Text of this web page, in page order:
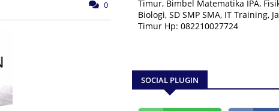
0
Timur, Bimbel Matematika IPA,
Biologi, SD SMP SMA, IT Training,
Timur Hp: 082210027724
SOCIAL PLUGIN